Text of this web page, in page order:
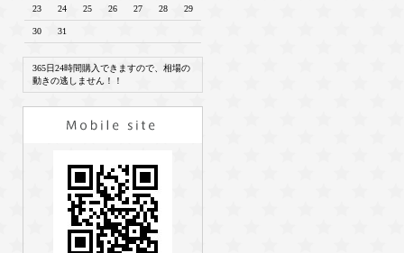
23 24 25 26 27 28 29
30 31
365日24時間購入できますので、相場の
動きの逃しません！！